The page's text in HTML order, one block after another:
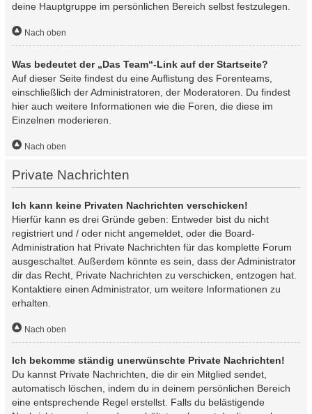
deine Hauptgruppe im persönlichen Bereich selbst festzulegen.
Nach oben
Was bedeutet der „Das Team“-Link auf der Startseite?
Auf dieser Seite findest du eine Auflistung des Forenteams,
einschließlich der Administratoren, der Moderatoren. Du findest
hier auch weitere Informationen wie die Foren, die diese im
Einzelnen moderieren.
Nach oben
Private Nachrichten
Ich kann keine Privaten Nachrichten verschicken!
Hierfür kann es drei Gründe geben: Entweder bist du nicht
registriert und / oder nicht angemeldet, oder die Board-
Administration hat Private Nachrichten für das komplette Forum
ausgeschaltet. Außerdem könnte es sein, dass der Administrator
dir das Recht, Private Nachrichten zu verschicken, entzogen hat.
Kontaktiere einen Administrator, um weitere Informationen zu
erhalten.
Nach oben
Ich bekomme ständig unerwünschte Private Nachrichten!
Du kannst Private Nachrichten, die dir ein Mitglied sendet,
automatisch löschen, indem du in deinem persönlichen Bereich
eine entsprechende Regel erstellst. Falls du belästigende